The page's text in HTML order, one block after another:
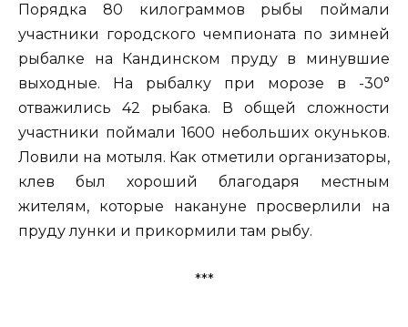
Порядка 80 килограммов рыбы поймали
участники городского чемпионата по зимней
рыбалке на Кандинском пруду в минувшие
выходные. На рыбалку при морозе в -30°
отважились 42 рыбака. В общей сложности
участники поймали 1600 небольших окуньков.
Ловили на мотыля. Как отметили организаторы,
клев был хороший благодаря местным
жителям, которые накануне просверлили на
пруду лунки и прикормили там рыбу.
***